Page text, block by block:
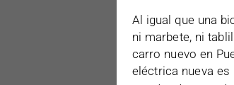
Al igual que una
ni marbete, ni
carro nuevo en
eléctrica nueva es